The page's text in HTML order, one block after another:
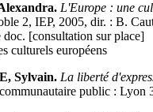
L'Europe : une
2, IEP, 2005, dir. : B.
doc. [consultation sur place]
culturels européens
Sylvain. La liberté
public : Lyon